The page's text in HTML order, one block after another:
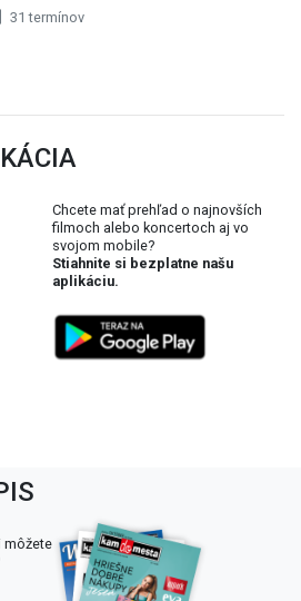
31 termínov
Chcete mať prehľad o najnovších
filmoch alebo koncertoch aj vo
svojom mobile?
Stiahnite si bezplatne našu
aplikáciu.
môžete